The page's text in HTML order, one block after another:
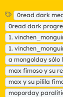
E
t
i
q
u
e
t
a
s
0read dark
0read dark
1.
1.
a mongolday sólo
max fimoso y su
max y su pilila
moporday